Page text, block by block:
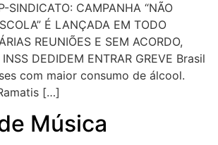
SINDICATO: CAMPANHA “NÃO
É LANÇADA EM TODO
REUNIÕES E SEM ACORDO,
INSS DEDIDEM ENTRAR GREVE Brasil
com maior consumo de álcool.
[…]
Música